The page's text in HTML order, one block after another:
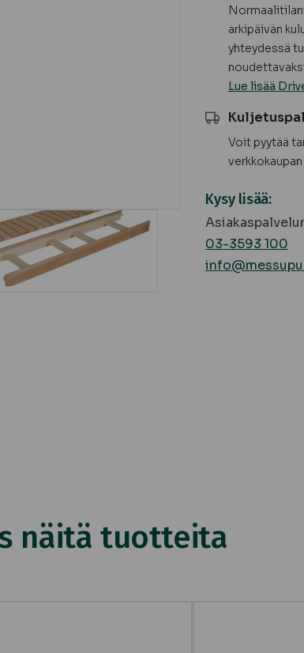
arkipäivän
yhteydessä
Lue lisää
Voit pyytää
Kysy lisää:
03-3593 100
näitä tuotteita